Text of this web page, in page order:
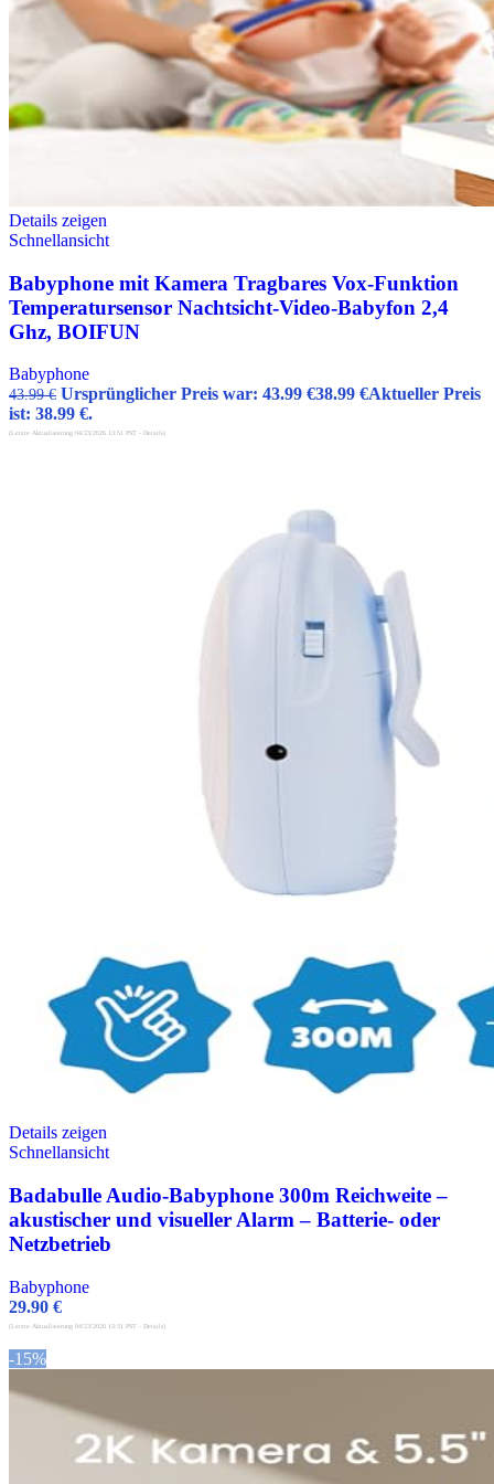
Details zeigen
Schnellansicht
Babyphone mit Kamera Tragbares Vox-Funktion
Temperatursensor Nachtsicht-Video-Babyfon 2,4
Ghz, BOIFUN
Babyphone
43.99€ Ursprünglicher Preis war: 43.99 €38.99 €Aktueller Preis
ist: 38.99 €.
(Letzte Aktualisierung 04/23/2026 13:51 PST - Details)
Details zeigen
Schnellansicht
Badabulle Audio-Babyphone 300m Reichweite –
akustischer und visueller Alarm – Batterie- oder
Netzbetrieb
Babyphone
29.90 €
(Letzte Aktualisierung 04/23/2026 13:51 PST - Details)
-15%